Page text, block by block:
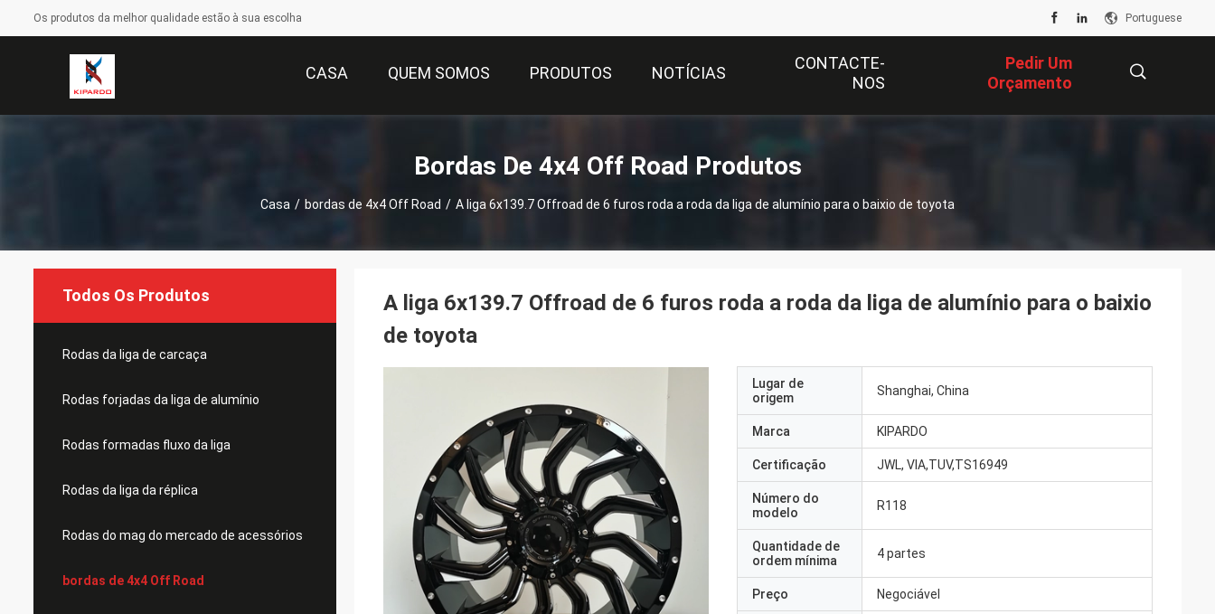
Os produtos da melhor qualidade estão à sua escolha Portuguese
CASA QUEM SOMOS PRODUTOS NOTÍCIAS
CONTACTE-
NOS
Pedir Um
Orçamento
Bordas De 4x4 Off Road Produtos
Casa / bordas de 4x4 Off Road / A liga 6x139.7 Offroad de 6 furos roda a roda da liga de alumínio para o baixio de toyota
Todos Os Produtos
Rodas da liga de carcaça
Rodas forjadas da liga de alumínio
Rodas formadas fluxo da liga
Rodas da liga da réplica
Rodas do mag do mercado de acessórios
bordas de 4x4 Off Road
A liga 6x139.7 Offroad de 6 furos roda a roda da liga de alumínio para o baixio
de toyota
Lugar de
origem
Shanghai, China
Marca KIPARDO
Certificação JWL, VIA,TUV,TS16949
Número do
modelo
R118
Quantidade de
ordem mínima
4 partes
Preço Negociável